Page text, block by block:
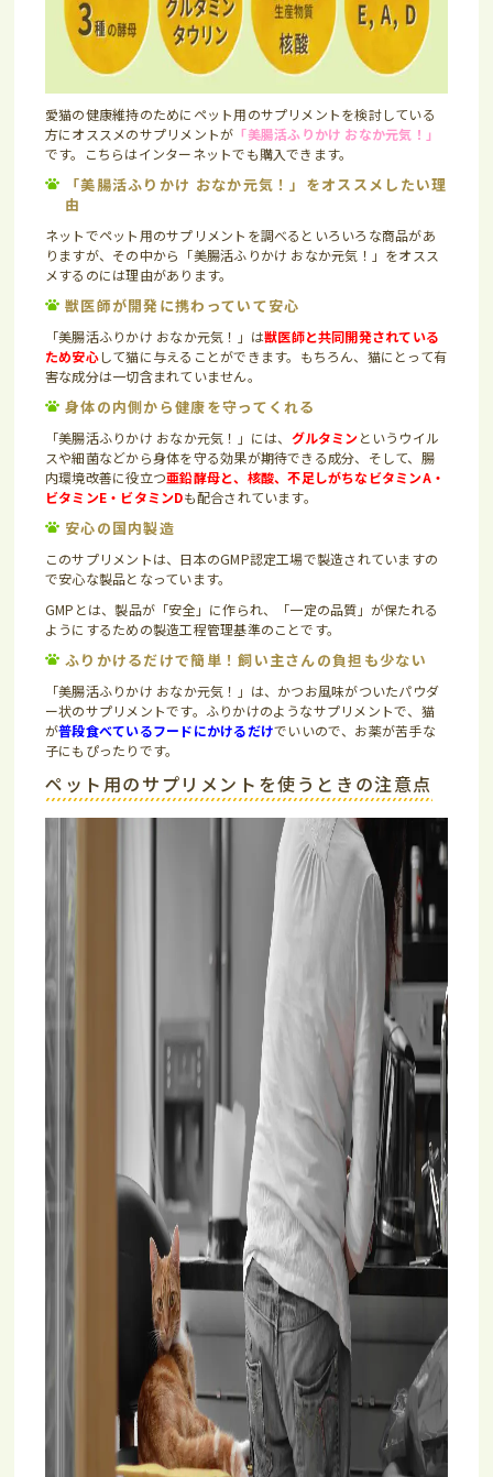
愛猫の健康維持のためにペット用のサプリメントを検討している
方にオススメのサプリメントが 「美腸活ふりかけ おなか元気！」
です。こちらはインターネットでも購入できます。
「美腸活ふりかけ おなか元気！」をオススメしたい理
由
ネットでペット用のサプリメントを調べるといろいろな商品があ
りますが、その中から「美腸活ふりかけ おなか元気！」をオスス
メするのには理由があります。
獣医師が開発に携わっていて安心
「美腸活ふりかけ おなか元気！」は獣医師と共同開発されている
ため安心して猫に与えることができます。もちろん、猫にとって有
害な成分は一切含まれていません。
身体の内側から健康を守ってくれる
「美腸活ふりかけ おなか元気！」には、 グルタミンというウイル
スや細菌などから身体を守る効果が期待できる成分、そして、腸
内環境改善に役立つ亜鉛酵母と、核酸、不足しがちなビタミンA・
ビタミンE・ビタミンDも配合されています。
安心の国内製造
このサプリメントは、日本のGMP認定工場で製造されていますの
で安心な製品となっています。
GMPとは、製品が「安全」に作られ、「一定の品質」が保たれる
ようにするための製造工程管理基準のことです。
ふりかけるだけで簡単！飼い主さんの負担も少ない
「美腸活ふりかけ おなか元気！」は、かつお風味がついたパウダ
ー状のサプリメントです。ふりかけのようなサプリメントで、猫
が普段食べているフードにかけるだけでいいので、お薬が苦手な
子にもぴったりです。
ペット用のサプリメントを使うときの注意点